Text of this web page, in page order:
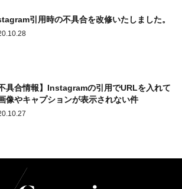
引用時の不具合を改修いたしました。
不具合情報】Instagramの引用でURLを入れて
像やキャプションが表示されない件